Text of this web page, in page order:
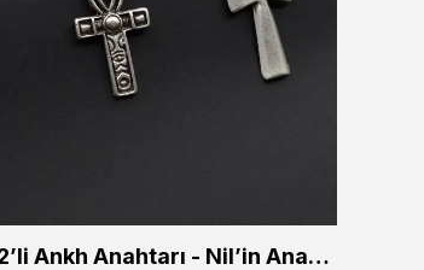
2’li Ankh Anahtarı - Nil’in Anahtarı Erkek Kadın Kolye Seti